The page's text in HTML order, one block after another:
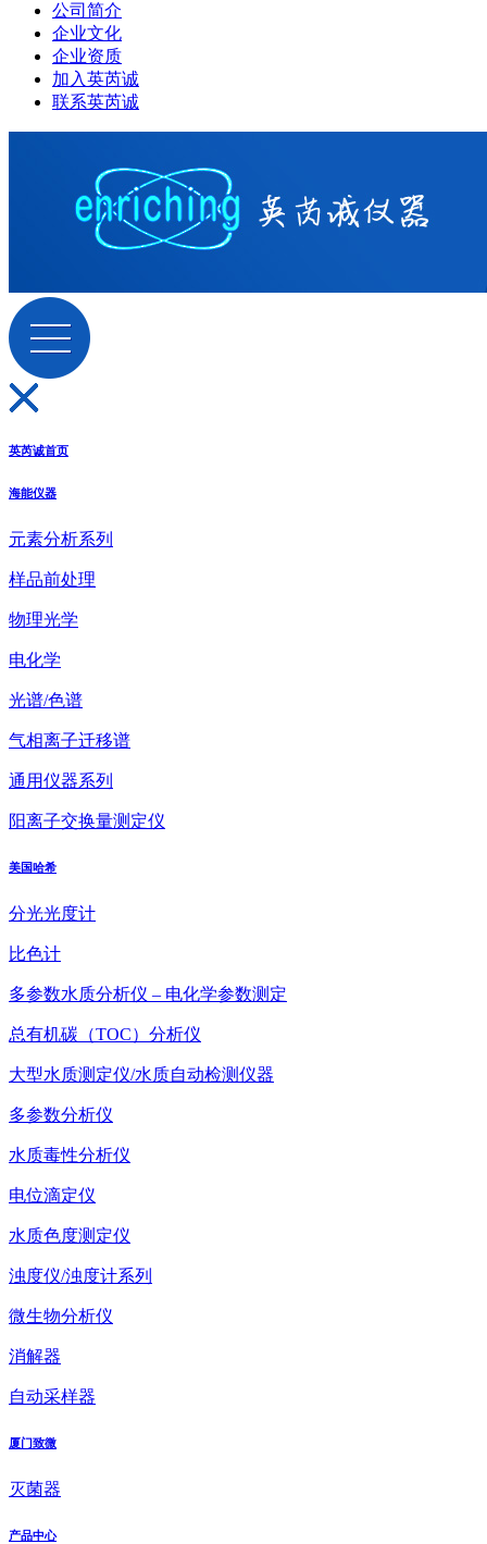
公司简介
企业文化
企业资质
加入英芮诚
联系英芮诚
英芮诚首页
海能仪器
元素分析系列
样品前处理
物理光学
电化学
光谱/色谱
气相离子迁移谱
通用仪器系列
阳离子交换量测定仪
美国哈希
分光光度计
比色计
多参数水质分析仪 – 电化学参数测定
总有机碳（TOC）分析仪
大型水质测定仪/水质自动检测仪器
多参数分析仪
水质毒性分析仪
电位滴定仪
水质色度测定仪
浊度仪/浊度计系列
微生物分析仪
消解器
自动采样器
厦门致微
灭菌器
产品中心